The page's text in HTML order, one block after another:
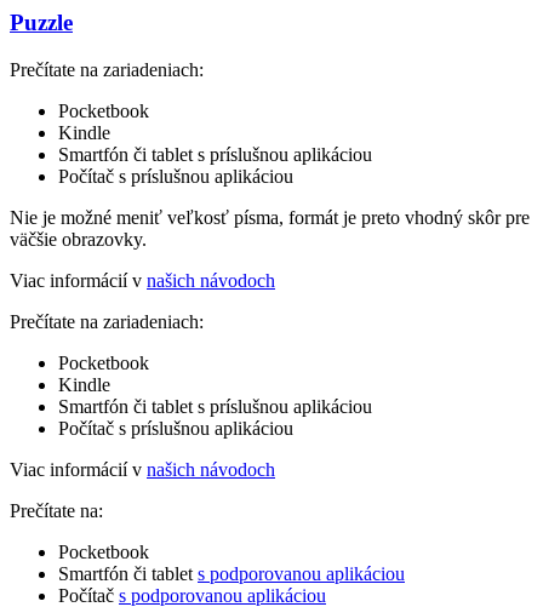
Puzzle
Prečítate na zariadeniach:
Pocketbook
Kindle
Smartfón či tablet s príslušnou aplikáciou
Počítač s príslušnou aplikáciou
Nie je možné meniť veľkosť písma, formát je preto vhodný skôr pre
väčšie obrazovky.
Viac informácií v našich návodoch
Prečítate na zariadeniach:
Pocketbook
Kindle
Smartfón či tablet s príslušnou aplikáciou
Počítač s príslušnou aplikáciou
Viac informácií v našich návodoch
Prečítate na:
Pocketbook
Smartfón či tablet s podporovanou aplikáciou
Počítač s podporovanou aplikáciou